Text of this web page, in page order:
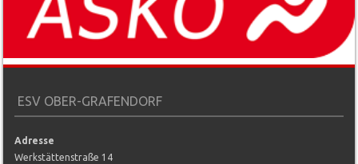
ESV OBER-GRAFENDORF
Adresse
Werkstättenstraße 14